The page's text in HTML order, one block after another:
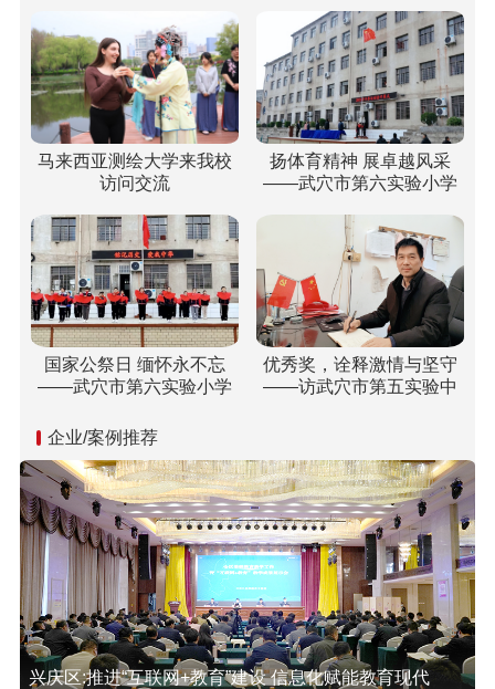
马来西亚测绘大学来我校
访问交流
扬体育精神 展卓越风采
——武穴市第六实验小学
园！
国家公祭日 缅怀永不忘
——武穴市第六实验小学
优秀奖，诠释激情与坚守
——访武穴市第五实验中
企业/案例推荐
兴庆区:推进“互联网+教育”建设 信息化赋能教育现代